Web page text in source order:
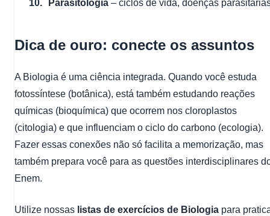
Parasitologia – ciclos de vida, doenças
Dica de ouro: conecte os assuntos
A Biologia é uma ciência integrada. Quando você estuda
fotossíntese (botânica), está também estudando reações
químicas (bioquímica) que ocorrem nos cloroplastos
(citologia) e que influenciam o ciclo do carbono (ecologia).
Fazer essas conexões não só facilita a memorização, mas
também prepara você para as questões interdisciplinares
Enem.
Utilize nossas listas de exercícios de Biologia para